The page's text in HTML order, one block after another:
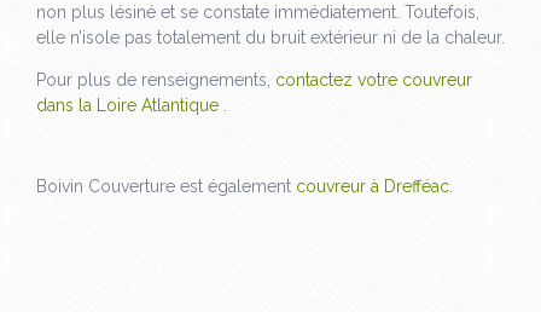
non plus lésiné et se constate immédiatement. Toutefois,
elle n’isole pas totalement du bruit extérieur ni de la chaleur.
Pour plus de renseignements, contactez votre couvreur
dans la Loire Atlantique
Boivin Couverture est également couvreur à Drefféac.